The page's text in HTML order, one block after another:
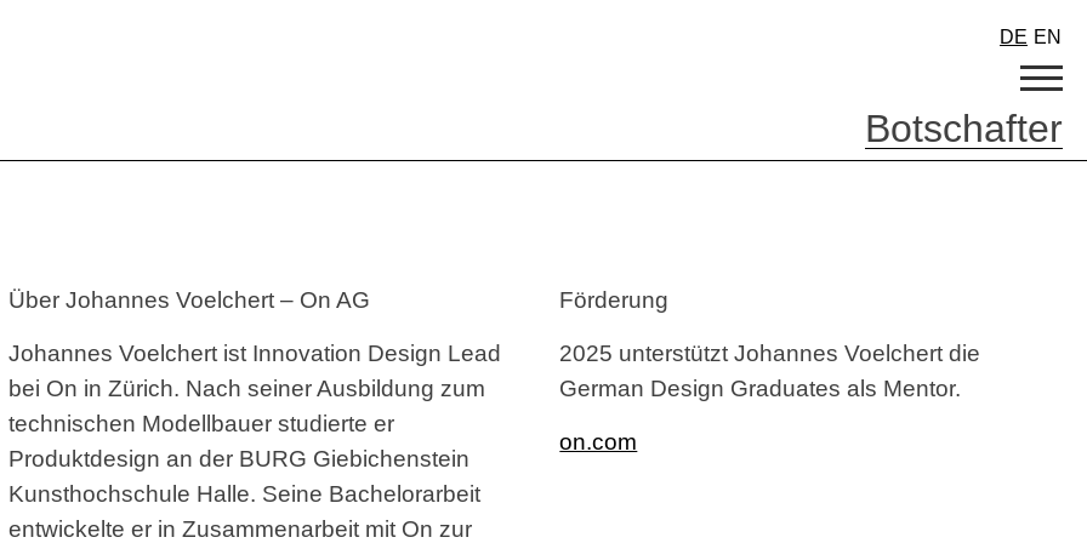
DE EN
Botschafter
Über Johannes Voelchert – On AG
Johannes Voelchert ist Innovation Design Lead
bei On in Zürich. Nach seiner Ausbildung zum
technischen Modellbauer studierte er
Produktdesign an der BURG Giebichenstein
Kunsthochschule Halle. Seine Bachelorarbeit
entwickelte er in Zusammenarbeit mit On zur
Förderung
2025 unterstützt Johannes Voelchert die
German Design Graduates als Mentor.
on.com